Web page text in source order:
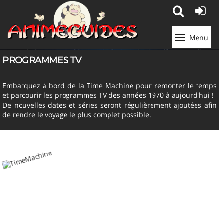
Menu
PROGRAMMES TV
Embarquez à bord de la Time Machine pour remonter le temps
et parcourir les programmes TV des années 1970 à aujourd'hui !
De nouvelles dates et séries seront régulièrement ajoutées afin
de rendre le voyage le plus complet possible.
Panneau de gestion des cookies